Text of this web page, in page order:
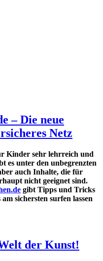
– Die neue
Netz
Kinder sehr lehrreich und
es unter den unbegrenzten
auch Inhalte, die für
nicht geeignet sind.
gibt Tipps und Tricks
sichersten surfen lassen
der Kunst!